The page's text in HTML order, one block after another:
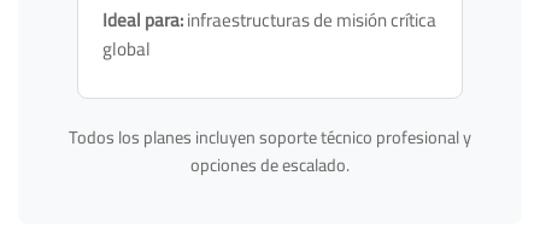
Ideal para:infraestructuras de misión crítica
global
Todos los planes incluyen soporte técnico profesional y
opciones de escalado.